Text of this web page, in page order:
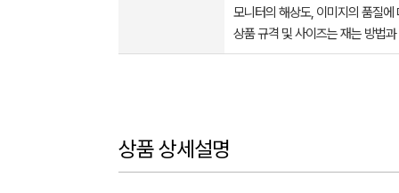
모니터의 해상도, 이미지의 품질
상품 규격 및 사이즈는 재는 방법
상품 상세설명